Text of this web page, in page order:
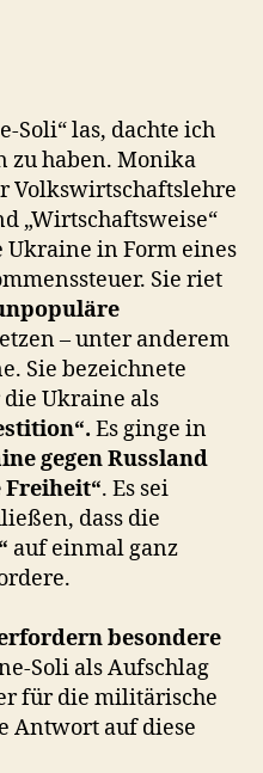
noch
Frau
Schnitzer?
Soli“ las, dachte ich
zu haben. Monika
Volkswirtschaftslehre
„Wirtschaftsweise“
in Form eines
Sie riet
– unter anderem
Sie bezeichnete
die Ukraine als
Es ginge in
gegen Russland
Freiheit“. Es sei
dass die
auf einmal ganz
besondere
Soli als Aufschlag
für die militärische
Antwort auf diese